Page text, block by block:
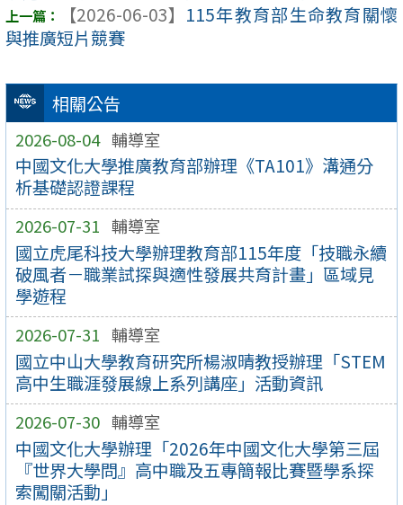
相關公告
2026-08-04 輔導室
中國文化大學推廣教育部辦理《TA101》溝通分
析基礎認證課程
2026-07-31 輔導室
國立虎尾科技大學辦理教育部115年度「技職永續
破風者－職業試探與適性發展共育計畫」區域見
學遊程
2026-07-31 輔導室
國立中山大學教育研究所楊淑晴教授辦理「STEM
高中生職涯發展線上系列講座」活動資訊
2026-07-30 輔導室
中國文化大學辦理「2026年中國文化大學第三屆
『世界大學問』高中職及五專簡報比賽暨學系探
索闖關活動」
【2026-06-03】 115年教育部生命教育關懷
與推廣短片競賽